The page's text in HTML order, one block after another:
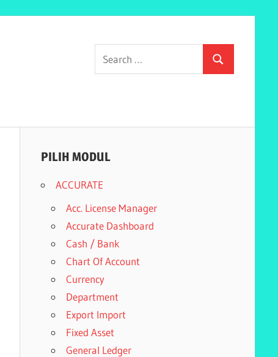
Search
for:
Search
PILIH MODUL
ACCURATE
Acc. License Manager
Accurate Dashboard
Cash / Bank
Chart Of Account
Currency
Department
Export Import
Fixed Asset
General Ledger